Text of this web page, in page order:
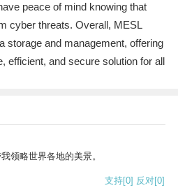
peace of mind knowing that
cyber threats. Overall, MESL
storage and management, offering
efficient, and secure solution for all
领略世界各地的美景。
支持[0] 反对[0]